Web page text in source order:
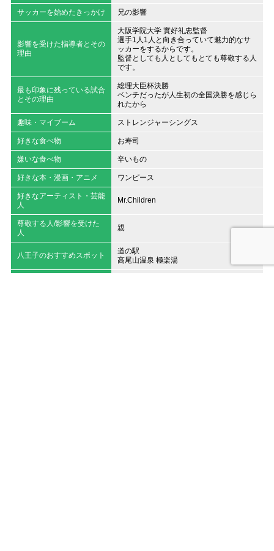
サッカーを始めたきっかけ 兄の影響
影響を受けた指導者とその
理由
大阪学院大学 實好礼忠監督
選手1人1人と向き合っていて魅力的なサ
ッカーをするからです。
監督としても人としてもとても尊敬する人
です。
最も印象に残っている試合
とその理由
総理大臣杯決勝
ベンチだったが人生初の全国決勝を感じら
れたから
趣味・マイブーム ストレンジャーシングス
好きな食べ物 お寿司
嫌いな食べ物 辛いもの
好きな本・漫画・アニメ ワンピース
好きなアーティスト・芸能
人
Mr.Children
尊敬する人/影響を受けた
人
親
八王子のおすすめスポット
道の駅
高尾山温泉 極楽湯